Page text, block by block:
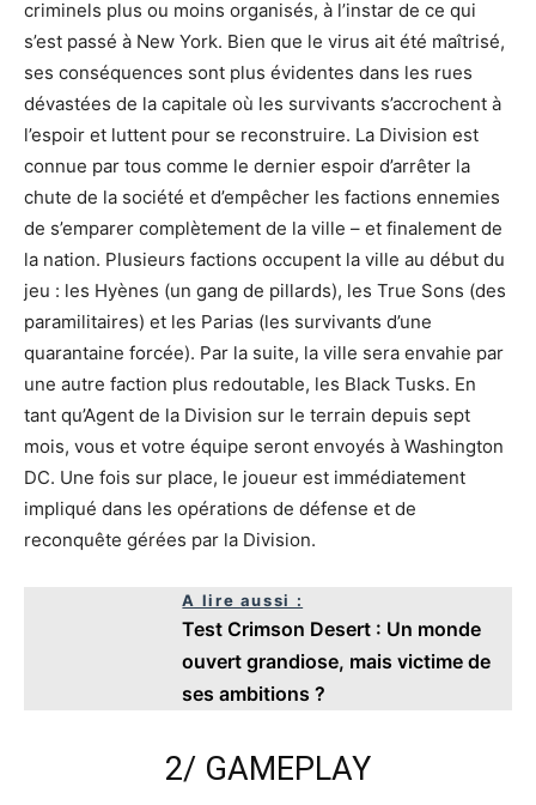
criminels plus ou moins organisés, à l’instar de ce qui
s’est passé à New York. Bien que le virus ait été maîtrisé,
ses conséquences sont plus évidentes dans les rues
dévastées de la capitale où les survivants s’accrochent à
l’espoir et luttent pour se reconstruire. La Division est
connue par tous comme le dernier espoir d’arrêter la
chute de la société et d’empêcher les factions ennemies
de s’emparer complètement de la ville – et finalement de
la nation. Plusieurs factions occupent la ville au début du
jeu : les Hyènes (un gang de pillards), les True Sons (des
paramilitaires) et les Parias (les survivants d’une
quarantaine forcée). Par la suite, la ville sera envahie par
une autre faction plus redoutable, les Black Tusks. En
tant qu’Agent de la Division sur le terrain depuis sept
mois, vous et votre équipe seront envoyés à Washington
DC. Une fois sur place, le joueur est immédiatement
impliqué dans les opérations de défense et de
reconquête gérées par la Division.
A lire aussi :
Test Crimson Desert : Un monde
ouvert grandiose, mais victime de
ses ambitions ?
2/ GAMEPLAY